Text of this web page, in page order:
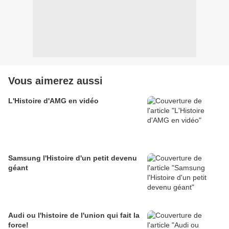
Vous aimerez aussi
L'Histoire d'AMG en vidéo
Samsung l'Histoire d'un petit devenu
géant
Audi ou l'histoire de l'union qui fait la
force!